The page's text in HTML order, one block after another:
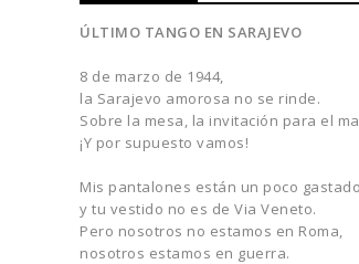
ÚLTIMO TANGO EN SARAJEVO
8 de marzo de 1944,
la Sarajevo amorosa no se rinde.
Sobre la mesa, la invitación para el
¡Y por supuesto vamos!
Mis pantalones están un poco
y tu vestido no es de Via Veneto.
Pero nosotros no estamos en Roma,
nosotros estamos en guerra.